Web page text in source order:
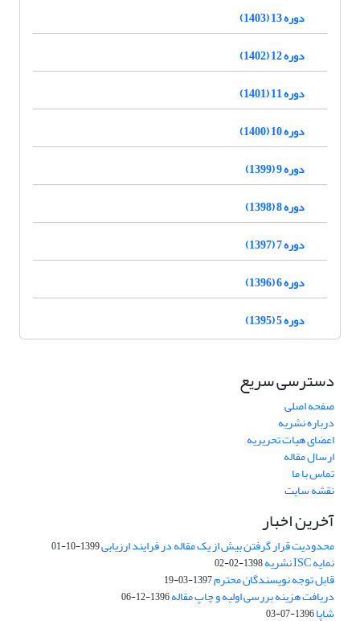
دوره 13 (1403)
دوره 12 (1402)
دوره 11 (1401)
دوره 10 (1400)
دوره 9 (1399)
دوره 8 (1398)
دوره 7 (1397)
دوره 6 (1396)
دوره 5 (1395)
دسترسی سریع
صفحه اصلی
درباره نشریه
اعضای هیات تحریریه
ارسال مقاله
تماس با ما
نقشه سایت
آخرین اخبار
محدودیت قرار گرفتن بیش از یک مقاله در فرایند ارزیابی1399-10-01
نمایه ISC نشریه 1398-02-02
قابل توجه نویسندگان محترم1397-03-19
دریافت هزینه بررسی اولیه و چاپ مقاله1396-12-06
شاپا1396-07-03